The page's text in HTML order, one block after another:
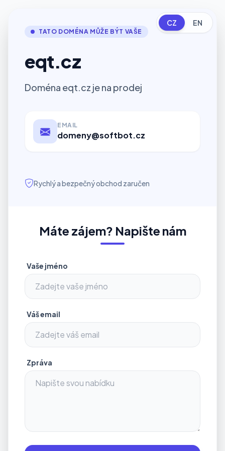
CZ EN
TATO DOMÉNA MŮŽE BÝT VAŠE
eqt.cz
Doména eqt.cz je na prodej
EMAIL
domeny@softbot.cz
Rychlý a bezpečný obchod zaručen
Máte zájem? Napište nám
Vaše jméno
Váš email
Zpráva